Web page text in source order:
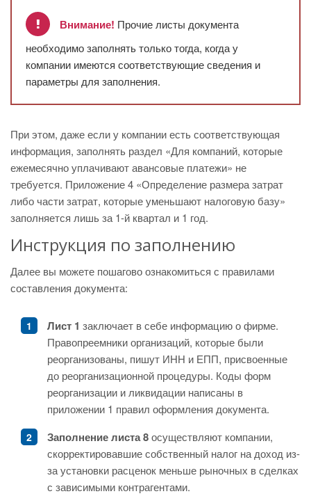
Внимание! Прочие листы документа
необходимо заполнять только тогда, когда у
компании имеются соответствующие сведения и
параметры для заполнения.
При этом, даже если у компании есть соответствующая
информация, заполнять раздел «Для компаний, которые
ежемесячно уплачивают авансовые платежи» не
требуется. Приложение 4 «Определение размера затрат
либо части затрат, которые уменьшают налоговую базу»
заполняется лишь за 1-й квартал и 1 год.
Инструкция по заполнению
Далее вы можете пошагово ознакомиться с правилами
составления документа:
Лист 1 заключает в себе информацию о фирме.
Правопреемники организаций, которые были
реорганизованы, пишут ИНН и ЕПП, присвоенные
до реорганизационной процедуры. Коды форм
реорганизации и ликвидации написаны в
приложении 1 правил оформления документа.
Заполнение листа 8осуществляют компании,
скорректировавшие собственный налог на доход из-
за установки расценок меньше рыночных в сделках
с зависимыми контрагентами.